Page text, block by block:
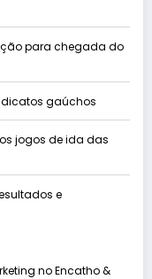
para chegada do
gaúchos
jogos de ida das
e
no Encatho &